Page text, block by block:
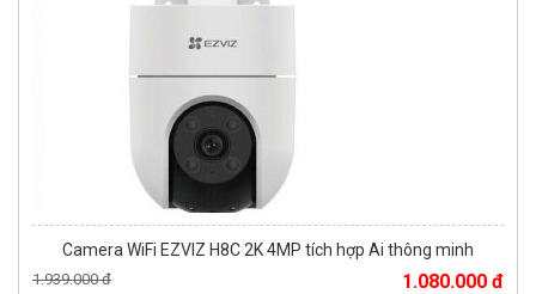
Camera WiFi EZVIZ H8C 2K 4MP tích hợp Ai thông minh
1.939.000 đ 1.080.000 đ